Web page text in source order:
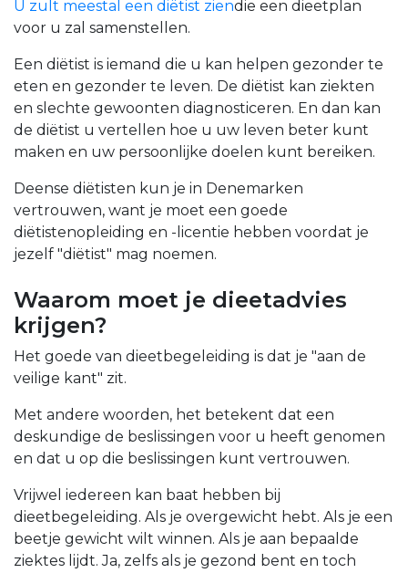
U zult meestal een diëtist ziendie een dieetplan
voor u zal samenstellen.
Een diëtist is iemand die u kan helpen gezonder te
eten en gezonder te leven. De diëtist kan ziekten
en slechte gewoonten diagnosticeren. En dan kan
de diëtist u vertellen hoe u uw leven beter kunt
maken en uw persoonlijke doelen kunt bereiken.
Deense diëtisten kun je in Denemarken
vertrouwen, want je moet een goede
diëtistenopleiding en -licentie hebben voordat je
jezelf "diëtist" mag noemen.
Waarom moet je dieetadvies
krijgen?
Het goede van dieetbegeleiding is dat je "aan de
veilige kant" zit.
Met andere woorden, het betekent dat een
deskundige de beslissingen voor u heeft genomen
en dat u op die beslissingen kunt vertrouwen.
Vrijwel iedereen kan baat hebben bij
dieetbegeleiding. Als je overgewicht hebt. Als je een
beetje gewicht wilt winnen. Als je aan bepaalde
ziektes lijdt. Ja, zelfs als je gezond bent en toch